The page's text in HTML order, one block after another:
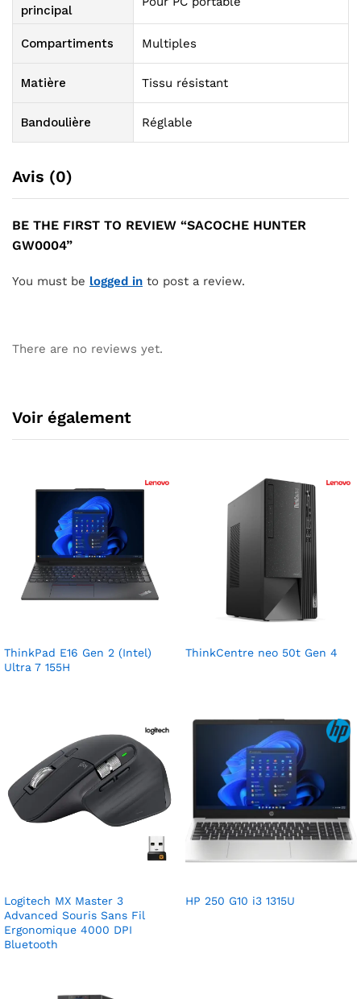
principal
Compartiments Multiples
Matière Tissu résistant
Bandoulière Réglable
Avis (0)
BE THE FIRST TO REVIEW “SACOCHE HUNTER
GW0004”
You must be logged in to post a review.
There are no reviews yet.
Voir également
ThinkPad E16 Gen 2 (Intel)
Ultra 7 155H
ThinkCentre neo 50t Gen 4
Logitech MX Master 3
Advanced Souris Sans Fil
Ergonomique 4000 DPI
Bluetooth
HP 250 G10 i3 1315U